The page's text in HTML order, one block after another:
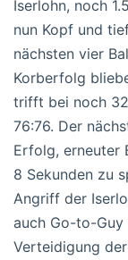
Iserlohn, noch
nun Kopf und
nächsten vier
Korberfolg
trifft bei noch
76:76. Der
Erfolg, erneuter
8 Sekunden zu
Angriff der
auch Go-to-
Verteidigung